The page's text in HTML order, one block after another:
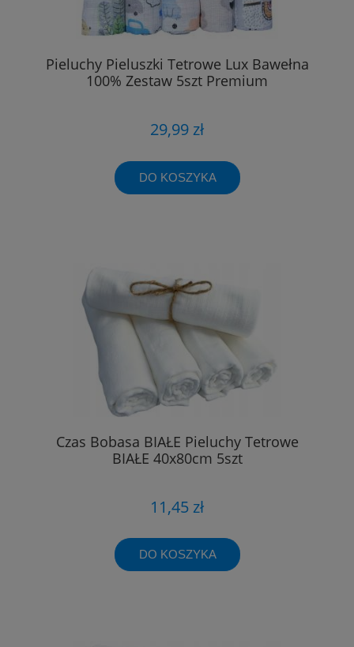
Pieluchy Pieluszki Tetrowe Lux Bawełna
100% Zestaw 5szt Premium
29,99 zł
DO KOSZYKA
Czas Bobasa BIAŁE Pieluchy Tetrowe
BIAŁE 40x80cm 5szt
11,45 zł
DO KOSZYKA